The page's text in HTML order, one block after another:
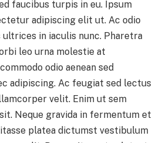
faucibus turpis in eu. Ipsum
adipiscing elit ut. Ac odio
in iaculis nunc. Pharetra
leo urna molestie at
odio aenean sed
adipiscing. Ac feugiat sed lectus
velit. Enim ut sem
Neque gravida in fermentum et
platea dictumst vestibulum